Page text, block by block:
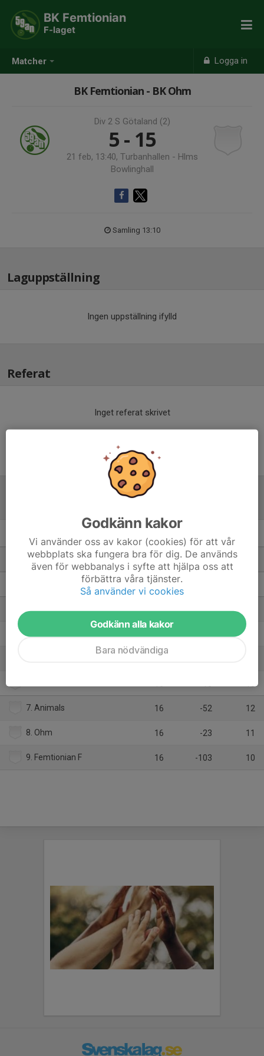
Matcher Logga in
BK Femtionian
F-laget
BK Femtionian - BK Ohm
Div 2 S Götaland (2)
5 - 15
21 feb, 13:40, Turbanhallen - Hlms
Bowlinghall
Samling 13:10
Laguppställning
Ingen uppställning ifylld
Referat
Inget referat skrivet
Div 2 S Götaland (2) - 25/26 M +/-
1. Full House F1 16 97
16
3. Frigg 16 31
4. Hovet 16 -6
16 -13 13
7. Animals 16 -52 12
8. Ohm 16 -23 11
9. Femtionian F 16 -103 10
Godkänn kakor
Vi använder oss av kakor (cookies) för att vår
webbplats ska fungera bra för dig. De används
även för webbanalys i syfte att hjälpa oss att
förbättra våra tjänster.
Så använder vi cookies
Godkänn alla kakor
Bara nödvändiga